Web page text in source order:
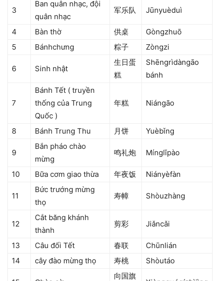
3
Ban quân nhạc, đội
quân nhạc
军乐队 Jūnyuèduì
4 Bàn thờ 供桌
Gòngzhuō
5
Bánhchưng 粽子 Zòngzi
6 Sinh nhật
生日蛋
糕
Shēngrìdàngāo
bánh
7
Bánh Tết ( truyền
thống của Trung
Quốc )
年糕 Niángāo
8 Bánh Trung Thu 月饼 Yuèbǐng
9
Bắn pháo chào
mừng
鸣礼炮 Mínglǐpào
10 Bữa cơm giao thừa 年夜饭 Niányèfàn
11
Bức trướng mừng
thọ
寿幛 Shòuzhàng
12
Cắt băng khánh
thành
剪彩 Jiǎncǎi
13 Câu đối Tết 春联
Chūnlián
14
cây đào mừng thọ 寿桃 Shòutáo
向国旗